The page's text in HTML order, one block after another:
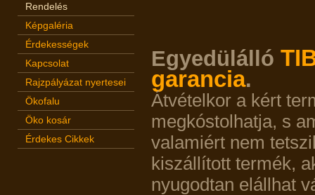
Rendelés
Képgaléria
Érdekességek
Kapcsolat
Rajzpályázat nyertesei
Ökofalu
Öko kosár
Érdekes Cikkek
Egyedülálló
garancia.
Átvételkor a kért
megkóstolhatja, s
valamiért nem
kiszállított termék,
nyugodtan elállhat